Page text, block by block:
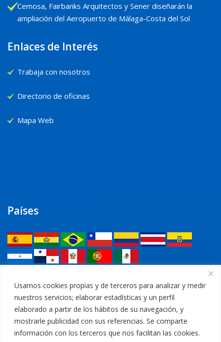
Usamos cookies propias y de terceros para analizar y medir
nuestros servicios; elaborar estadísticas y un perfil
elaborado a partir de los hábitos de su navegación, y
mostrarle publicidad con sus referencias. Se comparte
información con los terceros que nos facilitan las cookies.
Cemosa, Fairbanks Arquitectos y Sener diseñarán la
ampliación del Aeropuerto de Málaga-Costa del Sol
Enlaces de Interés
Trabaja con nosotros
Directorio de oficinas
Mapa Web
Países
Legal
Política de privacidad
Aviso Legal